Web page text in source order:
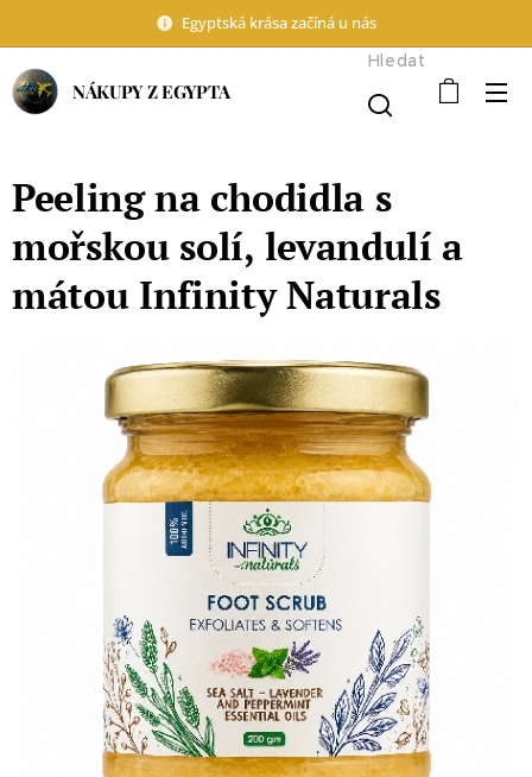
Egyptská krása začíná u nás
NÁKUPY Z EGYPTA
Hledat
Peeling na chodidla s
mořskou solí, levandulí a
mátou Infinity Naturals